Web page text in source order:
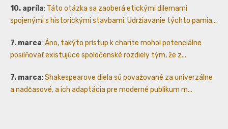
10. apríla: Táto otázka sa zaoberá etickými dilemami
spojenými s historickými stavbami. Udržiavanie týchto pamia...
7. marca: Áno, takýto prístup k charite mohol potenciálne
posilňovať existujúce spoločenské rozdiely tým, že z...
7. marca: Shakespearove diela sú považované za univerzálne
a nadčasové, a ich adaptácia pre moderné publikum m...